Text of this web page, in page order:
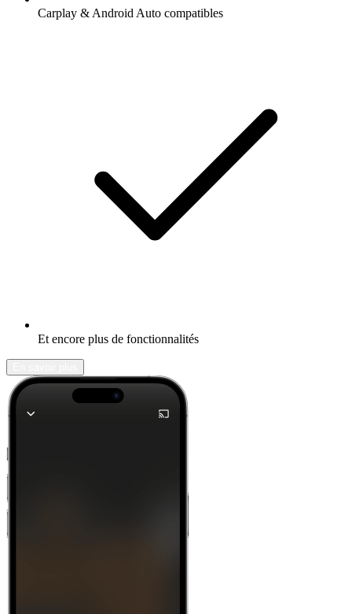
Carplay & Android Auto compatibles
Et encore plus de fonctionnalités